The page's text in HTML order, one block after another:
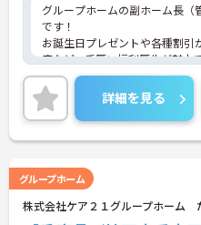
グループホームの副ホーム長（
です！
お誕生日プレゼントや各種割引
度など、手厚い福利厚生が魅力
定年制を撤廃しているため、腰
いただけます◎
ご興味のある方には、面接対策
に詳細をお話しいたしますので
さい！
詳細を見る
グループホーム
株式会社ケア２１グループホーム